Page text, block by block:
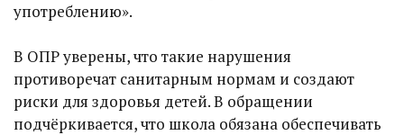
употреблению».
В ОПР уверены, что такие нарушения
противоречат санитарным нормам и создают
риски для здоровья детей. В обращении
подчёркивается, что школа обязана обеспечивать